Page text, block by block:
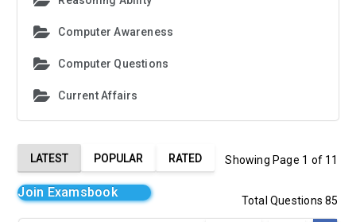
Computer Awareness
Computer Questions
Current Affairs
LATEST POPULAR RATED Showing Page 1 of 11
Total Questions 85
Join Examsbook